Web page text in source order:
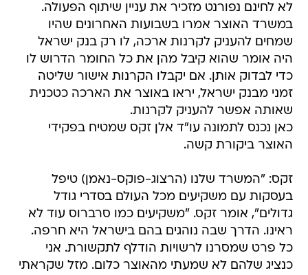
לא לחינם נפורנט מזכיר את עניין שיתוף הפעולה.
במשרד האוצר אמרו בשבועות האחרונים שהיו
שמחים להעניק לקרנות ארכה, לו רק בנק ישראל
היה אומר שהוא קיבל מהן את כל החומר הדרוש לו
כדי לבדוק אותן. אם יקבלו הקרנות אישור שליטה
זמני מבנק ישראל, יראו באוצר את הארכה כטכנית
שאותה אפשר להעניק לקרנות.
כאן נכנס לתמונה עו"ד אלן זקס שמטיח בפקידי
האוצר ביקורת קשה.
זקס: "המשרד שלנו (הרצוג-פוקס-נאמן) טיפל
בעסקות עם משקיעים מכל העולם בסדרי גודל
גדולים", אומר זקס. "משקיעים כמו סרברוס עוד לא
ראינו. הדרך שבה נוהגים בהם בישראל היא חרפה.
כל פרט שמסרנו לרשויות הודלף לתקשורת. אני
כנציג שלהם לא שמעתי מהאוצר כלום. מזל שקראתי